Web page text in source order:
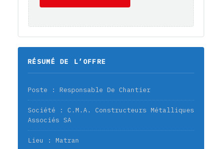
RÉSUMÉ DE L’OFFRE
Poste : Responsable De Chantier
Société : C.M.A. Constructeurs Métalliques
Associés SA
Lieu : Matran